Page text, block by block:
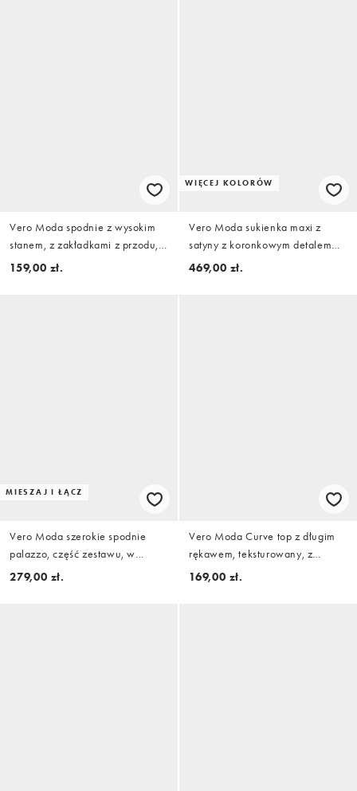
Vero Moda spodnie z wysokim
stanem, z zakładkami z przodu,
rozszerzane, czarne
159,00 zł.
WIĘCEJ KOLORÓW
Vero Moda sukienka maxi z
satyny z koronkowym detalem
spódnicy i krótkim rękawem w
469,00 zł.
MIESZAJ I ŁĄCZ
Vero Moda szerokie spodnie
palazzo, część zestawu, w
kremowy abstrakcyjny wzór
279,00 zł.
Vero Moda Curve top z długim
rękawem, teksturowany, z
baskinką, czarny
169,00 zł.